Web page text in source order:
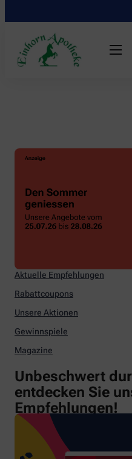
Aktuelle Empfehlungen
Rabattcoupons
Unsere Aktionen
Gewinnspiele
Magazine
Unbeschwert
entdecken Sie
Empfehlungen!